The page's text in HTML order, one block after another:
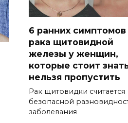
6 ранних симптомов
рака щитовидной
железы у женщин,
которые стоит
нельзя пропустить
Рак щитовидки считается
безопасной
заболевания